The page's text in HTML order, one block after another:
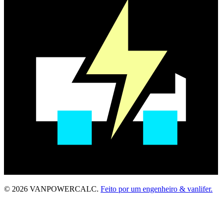
© 2026 VANPOWERCALC. Feito por um engenheiro & vanlifer.